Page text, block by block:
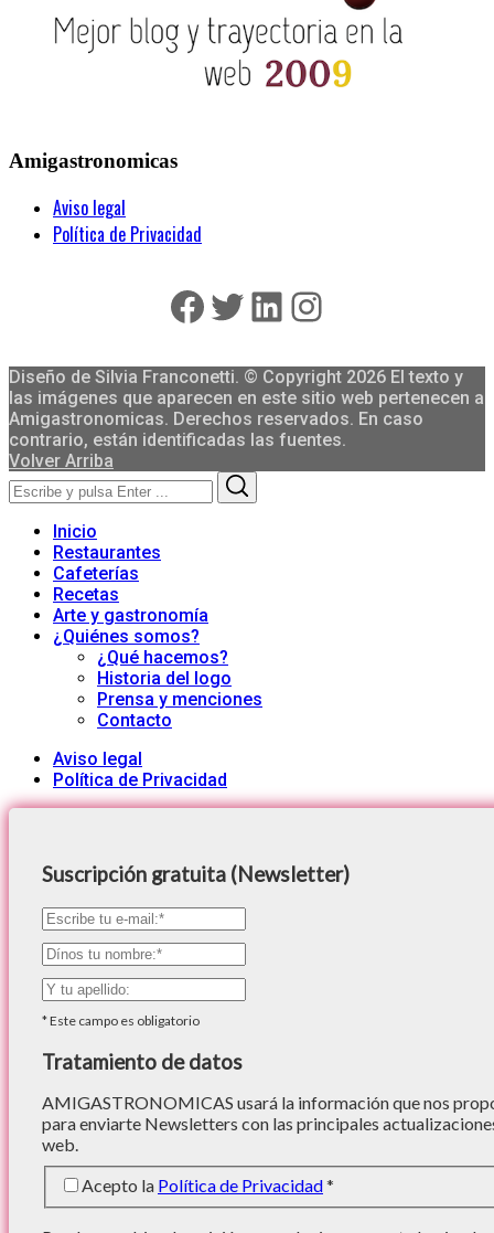
Amigastronomicas
Aviso legal
Política de Privacidad
Facebook
Twitter
LinkedIn
Instagram
Diseño de Silvia Franconetti. © Copyright 2026 El texto y
las imágenes que aparecen en este sitio web pertenecen a
Amigastronomicas. Derechos reservados. En caso
contrario, están identificadas las fuentes.
Volver Arriba
Search
for:
Inicio
Restaurantes
Cafeterías
Recetas
Arte y gastronomía
¿Quiénes somos?
¿Qué hacemos?
Historia del logo
Prensa y menciones
Contacto
Aviso legal
Política de Privacidad
Suscripción gratuita (Newsletter)
*Este campo es obligatorio
Tratamiento de datos
AMIGASTRONOMICAS usará la información que nos
para enviarte Newsletters con las principales
web.
Acepto la Política de Privacidad*